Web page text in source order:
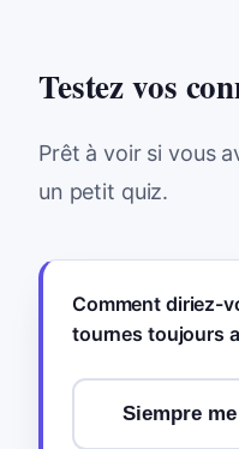
Testez vos
Prêt à voir si vous
un petit quiz.
Comment diriez-
tournes toujours
Siempre